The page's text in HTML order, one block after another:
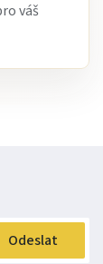
váš
Odeslat